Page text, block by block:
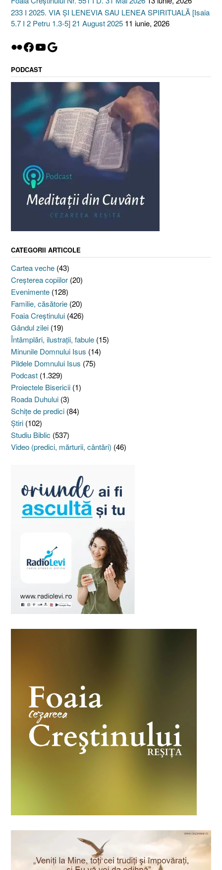
233 I 2025. VIA ȘI LENEVIA SAU LENEA SPIRITUALĂ [Isaia
5.7 I 2 Petru 1.3-5] 21 August 2025 11 iunie, 2026
Flickr
Facebook
YouTube
Google
PODCAST
CATEGORII ARTICOLE
Cartea veche (43)
Creşterea copiilor (20)
Evenimente (128)
Familie, căsătorie (20)
Foaia Creştinului (426)
Gândul zilei (19)
Întâmplări, ilustraţii, fabule (15)
Minunile Domnului Isus (14)
Pildele Domnului Isus (75)
Podcast (1.329)
Proiectele Bisericii (1)
Roada Duhului (3)
Schiţe de predici (84)
Ştiri (102)
Studiu Biblic (537)
Video (predici, mărturii, cântări) (46)